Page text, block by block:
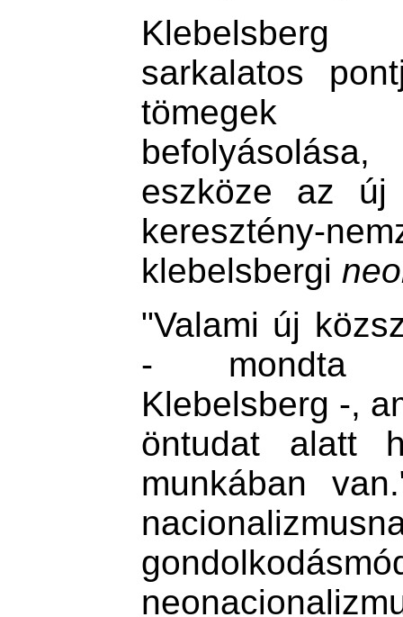
sarkalatos
tömegek
eszköze az új
keresztény-
klebelsbergi
"Valami új
- mondta
Klebelsberg -,
öntudat alatt
munkában